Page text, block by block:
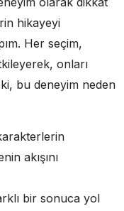
hikayeyi
Her seçim,
onları
bu deneyim neden
akışını
bir sonuca yol